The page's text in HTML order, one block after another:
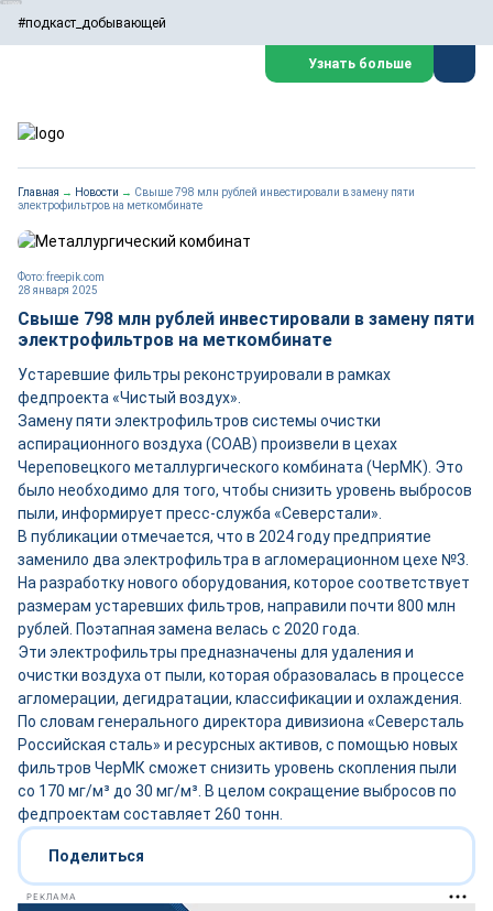
#подкаст_добывающей
Узнать больше
Главная → Новости → Свыше 798 млн рублей инвестировали в замену пяти
электрофильтров на меткомбинате
28 января 2025
Фото: freepik.com
Свыше 798 млн рублей инвестировали в замену пяти
электрофильтров на меткомбинате
Устаревшие фильтры реконструировали в рамках
федпроекта «Чистый воздух».
Замену пяти электрофильтров системы очистки
аспирационного воздуха (СОАВ) произвели в цехах
Череповецкого металлургического комбината (ЧерМК). Это
было необходимо для того, чтобы снизить уровень выбросов
пыли, информирует пресс-служба «Северстали».
В публикации отмечается, что в 2024 году предприятие
заменило два электрофильтра в агломерационном цехе №3.
На разработку нового оборудования, которое соответствует
размерам устаревших фильтров, направили почти 800 млн
рублей. Поэтапная замена велась с 2020 года.
Эти электрофильтры предназначены для удаления и
очистки воздуха от пыли, которая образовалась в процессе
агломерации, дегидратации, классификации и охлаждения.
По словам генерального директора дивизиона «Северсталь
Российская сталь» и ресурсных активов, с помощью новых
фильтров ЧерМК сможет снизить уровень скопления пыли
со 170 мг/м³ до 30 мг/м³. В целом сокращение выбросов по
федпроектам составляет 260 тонн.
Поделиться
РЕКЛАМА